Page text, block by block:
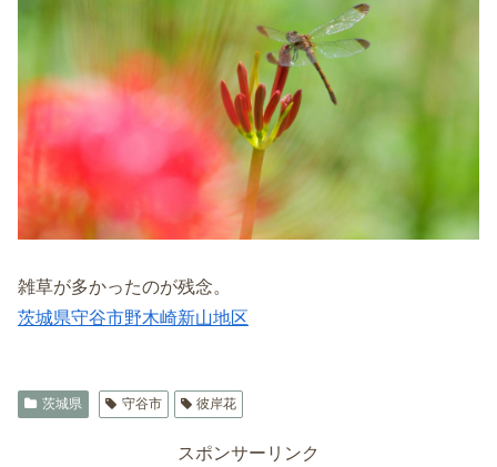
雑草が多かったのが残念。
茨城県守谷市野木崎新山地区
茨城県 守谷市 彼岸花
スポンサーリンク